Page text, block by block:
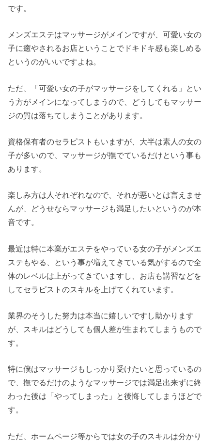
です。
メンズエステはマッサージがメインですが、可愛い女の
子に癒やされるお店ということでドキドキ感も楽しめる
というのがいいですよね。
ただ、「可愛い女の子がマッサージをしてくれる」とい
う方がメインになってしまうので、どうしてもマッサー
ジの質は落ちてしまうことがあります。
資格保有者のセラピストもいますが、大半は素人の女の
子が多いので、マッサージが撫でているだけという事も
あります。
楽しみ方は人それぞれなので、それが悪いとは言えませ
んが、どうせならマッサージも満足したいというのが本
音です。
最近は特に本業がエステをやっている女の子がメンズエ
ステもやる、という事が増えてきている気がするので全
体のレベルは上がってきていますし、お店も講習などを
してセラピストのスキルを上げてくれています。
業界のそうした努力は本当に嬉しいですし助かります
が、スキルはどうしても個人差が生まれてしまうもので
す。
特に僕はマッサージもしっかり受けたいと思っているの
で、撫でるだけのようなマッサージでは満足出来ずに終
わった後は「やってしまった」と後悔してしまうほどで
す。
ただ、ホームページ等からでは女の子のスキルは分かり